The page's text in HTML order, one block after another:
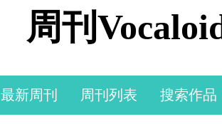
周刊
最新周刊 周刊列表 搜索作品